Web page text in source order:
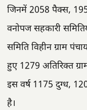
जिनमें 2058 पैक्स,
वनोपज सहकारी
समिति विहीन ग्राम
हुए 1279 अतिरिक्त
इस वर्ष 1175 दुग्ध,
है।